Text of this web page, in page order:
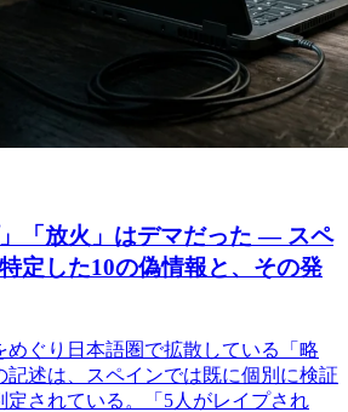
「放火」はデマだった ― スペ
定した10の偽情報と、その発
めぐり日本語圏で拡散している「略
記述は、スペインでは既に個別に検証
定されている。「5人がレイプされ